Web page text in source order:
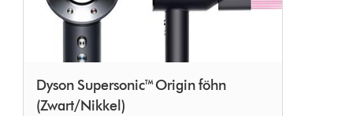
Dyson Supersonic™ Origin föhn
(Zwart/Nikkel)